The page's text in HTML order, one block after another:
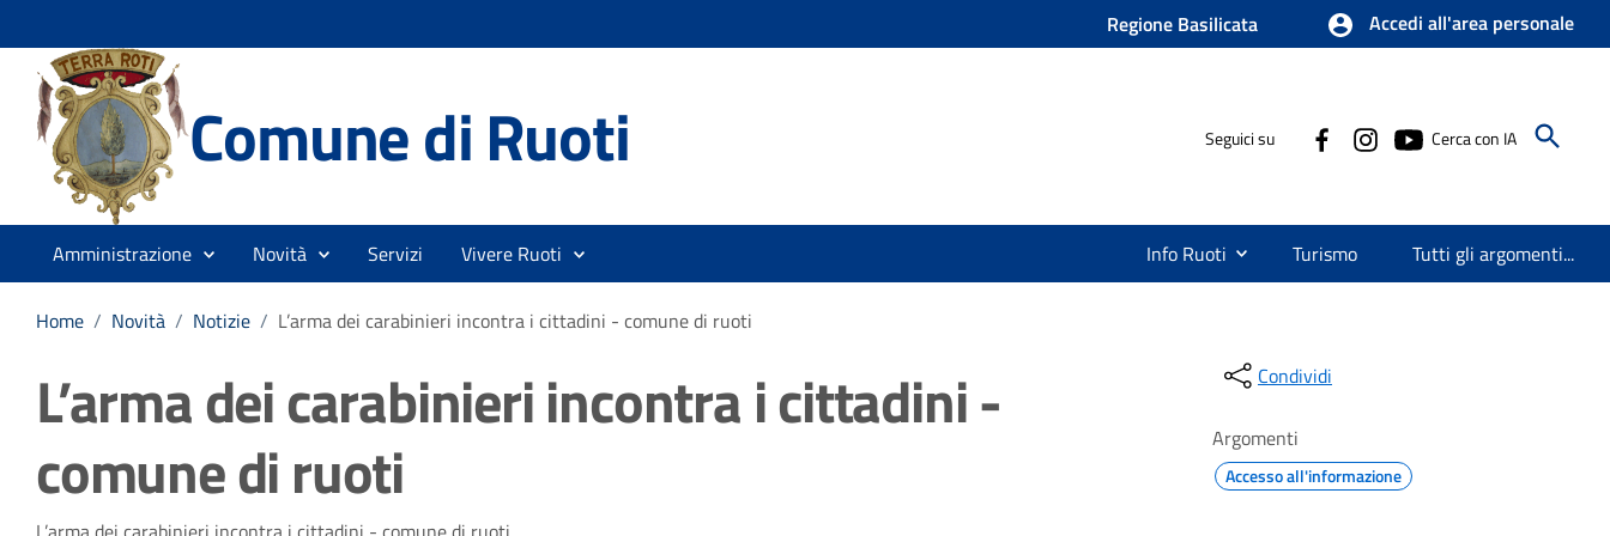
Regione Basilicata Accedi all'area personale
Comune di Ruoti Seguici su Cerca con IA
Amministrazione Novità Servizi Vivere Ruoti Info Ruoti Turismo Tutti gli argomenti...
Home / Novità / Notizie / L’arma dei carabinieri incontra i cittadini - comune di ruoti
L’arma dei carabinieri incontra i cittadini -
comune di ruoti
Condividi
Argomenti
Accesso all'informazione